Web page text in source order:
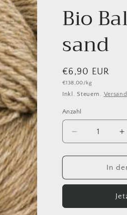
Bio
sand
Normaler
Preis
€6,90 EUR
Grundpreis
€138,00/kg
Inkl. Steuern. Versand
Anzahl
Anzahl
Verringere
die
Menge
Bio
sand
In